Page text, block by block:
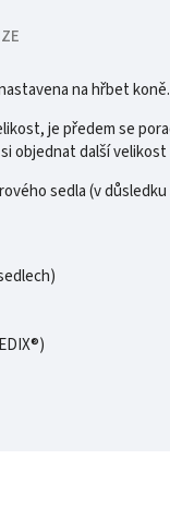
na hřbet
je předem se
objednat další
sedla (v